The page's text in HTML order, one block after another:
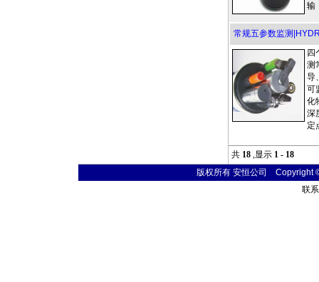
输
常规五参数监测
四
测
导
可
化
深
定
共 18 ,显示 1 - 18
版权所有 安恒公司 Copyright
联